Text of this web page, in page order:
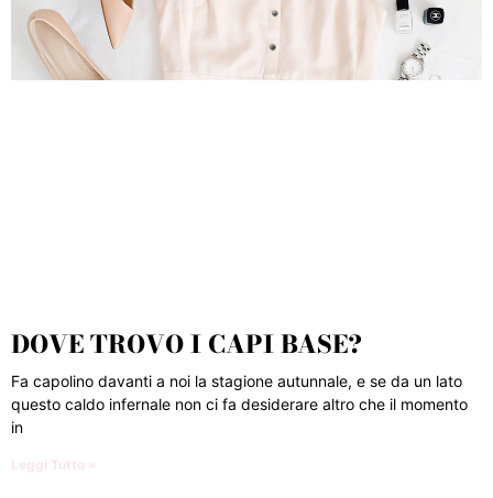
DOVE TROVO I CAPI BASE?
Fa capolino davanti a noi la stagione autunnale, e se da un lato
questo caldo infernale non ci fa desiderare altro che il momento
in
Leggi Tutto »